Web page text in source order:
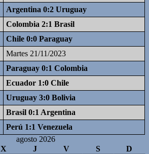
Argentina 0:2 Uruguay
Colombia 2:1 Brasil
Chile 0:0 Paraguay
Martes 21/11/2023
Paraguay 0:1 Colombia
Ecuador 1:0 Chile
Uruguay 3:0 Bolivia
Brasil 0:1 Argentina
Perú 1:1 Venezuela
agosto 2026
X J V S
D